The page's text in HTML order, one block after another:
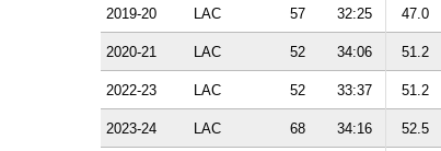
2019-20 LAC 57 32:25 47.0
2020-21 LAC 52 34:06 51.2
2022-23 LAC 52 33:37 51.2
2023-24 LAC 68 34:16 52.5